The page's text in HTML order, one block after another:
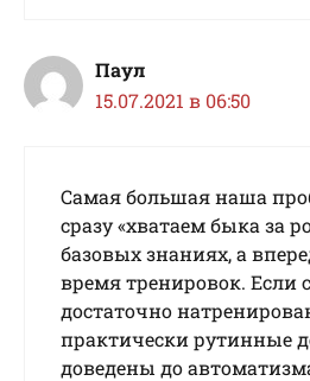
Паул
15.07.2021 в 06:50
Самая большая наша
сразу «хватаем быка за
базовых знаниях, а
время тренировок. Если
достаточно
практически рутинные
доведены до